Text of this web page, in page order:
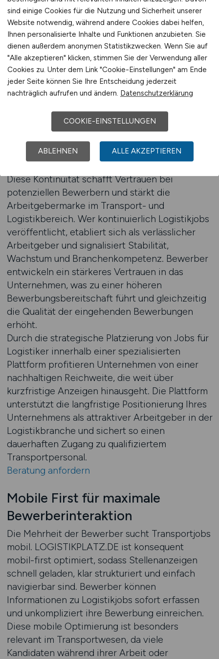
wird so optimiert, dass sie sowohl für klassische
Suchmaschinen als auch für KI-basierte
Suchsysteme optimal indexiert wird. Damit
sichern Sie sich langfristig einen
Wettbewerbsvorteil bei der Rekrutierung von
qualifiziertem Personal.
Markenaufbau
Regelmäßig veröffentlichte Transportstellen
tragen zur dauerhaften Sichtbarkeit Ihres
Unternehmens auf LOGISTIKPLATZ.DE bei.
Diese Kontinuität schafft Vertrauen bei
potenziellen Bewerbern und stärkt die
Arbeitgebermarke im Transport- und
Logistikbereich. Wer kontinuierlich Logistikjobs
veröffentlicht, etabliert sich als verlässlicher
Arbeitgeber und signalisiert Stabilität,
Wachstum und Branchenkompetenz. Bewerber
entwickeln ein stärkeres Vertrauen in das
Unternehmen, was zu einer höheren
Bewerbungsbereitschaft führt und gleichzeitig
die Qualität der eingehenden Bewerbungen
erhöht.
Durch die strategische Platzierung von Jobs für
Logistiker innerhalb einer spezialisierten
Plattform profitieren Unternehmen von einer
nachhaltigen Reichweite, die weit über
kurzfristige Anzeigen hinausgeht. Die Plattform
unterstützt die langfristige Positionierung Ihres
Unternehmens als attraktiver Arbeitgeber in der
Logistikbranche und sichert so einen
dauerhaften Zugang zu qualifiziertem
Transportpersonal.
Beratung anfordern
Mobile First für maximale
Bewerberinteraktion
Die Mehrheit der Bewerber sucht Transportjobs
mobil. LOGISTIKPLATZ.DE ist konsequent
mobil-first optimiert, sodass Stellenanzeigen
schnell geladen, klar strukturiert und einfach
navigierbar sind. Bewerber können
Informationen zu Logistikjobs sofort erfassen
und unkompliziert ihre Bewerbung einreichen.
Diese mobile Optimierung ist besonders
relevant im Transportwesen, da viele
Kandidaten während ihrer Arbeit oder
sind einige Cookies für die Nutzung und Sicherheit unserer
Website notwendig, während andere Cookies dabei helfen,
Ihnen personalisierte Inhalte und Funktionen anzubieten. Sie
dienen außerdem anonymen Statistikzwecken. Wenn Sie auf
"Alle akzeptieren" klicken, stimmen Sie der Verwendung aller
Cookies zu. Unter dem Link "Cookie-Einstellungen" am Ende
jeder Seite können Sie Ihre Entscheidung jederzeit
nachträglich aufrufen und ändern. Datenschutzerklärung
COOKIE-EINSTELLUNGEN
ABLEHNEN ALLE AKZEPTIEREN